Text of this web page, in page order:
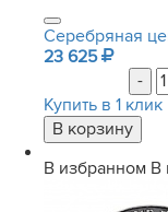
Серебряная
23 625
-
Купить в 1 клик
В избранном В